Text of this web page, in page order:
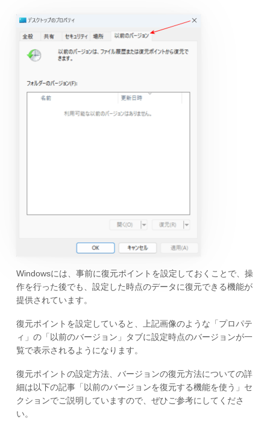
Windowsには、事前に復元ポイントを設定しておくことで、操
作を行った後でも、設定した時点のデータに復元できる機能が
提供されています。
復元ポイントを設定していると、上記画像のような「プロパテ
ィ」の「以前のバージョン」タブに設定時点のバージョンが一
覧で表示されるようになります。
復元ポイントの設定方法、バージョンの復元方法についての詳
細は以下の記事「以前のバージョンを復元する機能を使う」セ
クションでご説明していますので、ぜひご参考にしてくださ
い。